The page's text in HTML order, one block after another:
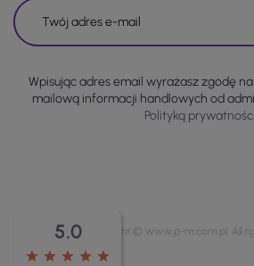
Wpisując adres email wyrażasz zgodę
mailową informacji handlowych od
Polityką prywatności
5.0
star star star star star
Copyright © www.p-m.com.pl. All